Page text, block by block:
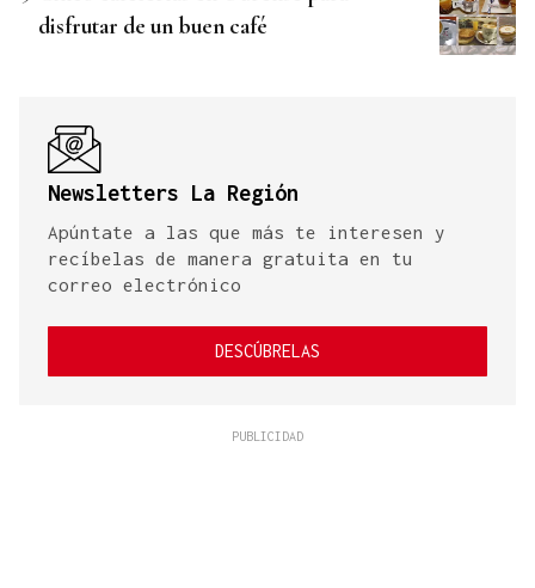
disfrutar de un buen café
Newsletters La Región
Apúntate a las que más te interesen y
recíbelas de manera gratuita en tu
correo electrónico
DESCÚBRELAS